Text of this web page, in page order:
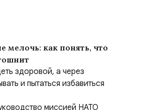
мелочь: как понять, что
здоровой, а через
и пытаться избавиться